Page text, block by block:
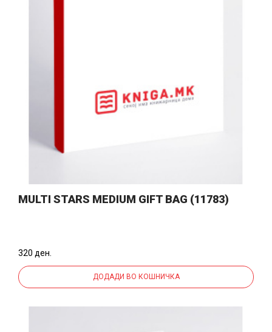
MULTI STARS MEDIUM GIFT BAG (11783)
320 ден.
ДОДАДИ ВО КОШНИЧКА